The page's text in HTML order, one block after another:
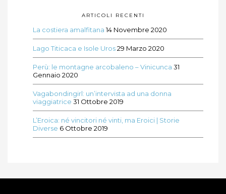
ARTICOLI RECENTI
La costiera amalfitana 14 Novembre 2020
Lago Titicaca e Isole Uros29 Marzo 2020
Perù: le montagne arcobaleno – Vinicunca 31
Gennaio 2020
Vagabondingirl: un’intervista ad una donna
viaggiatrice 31 Ottobre 2019
L’Eroica: né vincitori né vinti, ma Eroici | Storie
Diverse 6 Ottobre 2019